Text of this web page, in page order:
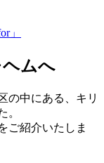
」
ムへ
の中にある、キリ
。
ご紹介いたしま